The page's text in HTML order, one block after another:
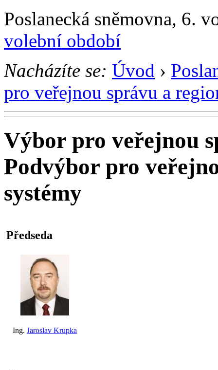
Poslanecká sněmovna, 6.
volební období
Nacházíte se: Úvod ›
pro veřejnou správu a
Výbor pro veřejnou
Podvýbor pro
systémy
Předseda
Ing. Jaroslav Krupka